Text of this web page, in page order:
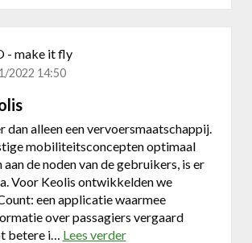
- make it fly
2022 14:50
dan alleen een vervoersmaatschappij.
mobiliteitsconcepten optimaal
aan de noden van de gebruikers, is er
Voor Keolis ontwikkelden we
een applicatie waarmee
over passagiers vergaard
betere i… Lees verdero